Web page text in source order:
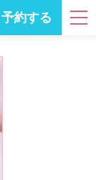
予約する